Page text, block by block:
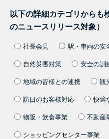
以下の詳細カテゴリからも
のニュースリリース対象）
社長会見 駅・車両の安
自然災害対策 安全の訓
地域の皆様との連携 観
訪日のお客様対応 快適
物販・飲食事業 不動産
ショッピングセンター事業